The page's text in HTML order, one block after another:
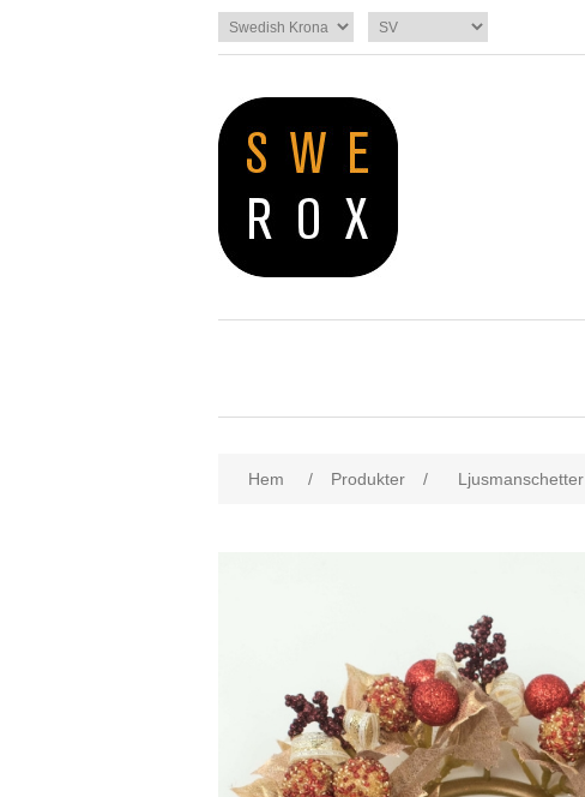
Hem / Produkter / Ljusmanschetter